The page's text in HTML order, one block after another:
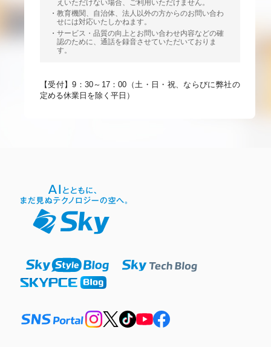
えいただけない場合、ご利用いただけません。
教育機関、自治体、法人以外の方からのお問い合わ
せには対応いたしかねます。
サービス・品質の向上とお問い合わせ内容などの確
認のために、通話を録音させていただいておりま
す。
【受付】9：30～17：00（土・日・祝、ならびに弊社の
定める休業日を除く平日）